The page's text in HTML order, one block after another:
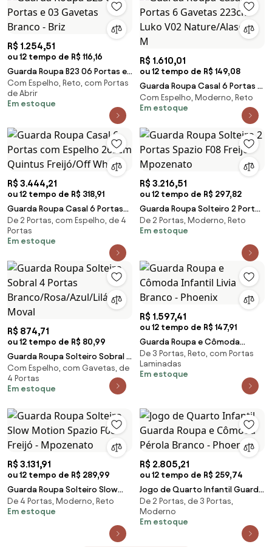
R$ 1.254,51
ou 12 tempo de R$ 116,16
Guarda Roupa B23 06 Portas e
03 Gavetas Branco - Briz
Com Espelho, Reto, com Portas
de Abrir
Em estoque
R$ 1.610,01
ou 12 tempo de R$ 149,08
Guarda Roupa Casal 6 Portas 6
Gavetas 223cm Luko V02
Nature/Alasca - M
Com Espelho, Moderno, Reto
Em estoque
R$ 3.444,21
ou 12 tempo de R$ 318,91
Guarda Roupa Casal 6 Portas
com Espelho 265cm Quintus
Freijó/Off White
De 2 Portas, com Espelho, de 4
Portas
Em estoque
R$ 3.216,51
ou 12 tempo de R$ 297,82
Guarda Roupa Solteiro 2 Portas
Spazio F08 Freijó - Mpozenato
De 2 Portas, Moderno, Reto
Em estoque
R$ 874,71
ou 12 tempo de R$ 80,99
Guarda Roupa Solteiro Sobral 4
Portas Branco/Rosa/Azul/Lilás -
Moval
Com Espelho, com Gavetas, de
4 Portas
Em estoque
R$ 1.597,41
ou 12 tempo de R$ 147,91
Guarda Roupa e Cômoda
Infantil Livia Branco - Phoenix
De 3 Portas, Reto, com Portas
Laminadas
Em estoque
R$ 3.131,91
ou 12 tempo de R$ 289,99
Guarda Roupa Solteiro Slow
Motion Spazio F08 Freijó -
Mpozenato
De 4 Portas, Moderno, Reto
Em estoque
R$ 2.805,21
ou 12 tempo de R$ 259,74
Jogo de Quarto Infantil Guarda
Roupa e Cômoda Pérola Branco
- Phoenix
De 2 Portas, de 3 Portas,
Moderno
Em estoque